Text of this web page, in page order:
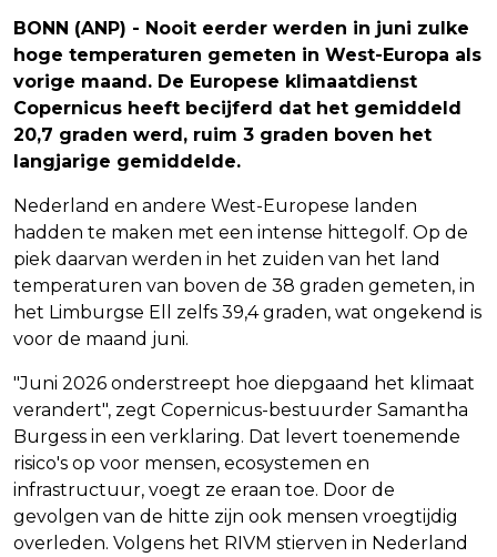
BONN (ANP) - Nooit eerder werden in juni zulke
hoge temperaturen gemeten in West-Europa als
vorige maand. De Europese klimaatdienst
Copernicus heeft becijferd dat het gemiddeld
20,7 graden werd, ruim 3 graden boven het
langjarige gemiddelde.
Nederland en andere West-Europese landen
hadden te maken met een intense hittegolf. Op de
piek daarvan werden in het zuiden van het land
temperaturen van boven de 38 graden gemeten, in
het Limburgse Ell zelfs 39,4 graden, wat ongekend is
voor de maand juni.
"Juni 2026 onderstreept hoe diepgaand het klimaat
verandert", zegt Copernicus-bestuurder Samantha
Burgess in een verklaring. Dat levert toenemende
risico's op voor mensen, ecosystemen en
infrastructuur, voegt ze eraan toe. Door de
gevolgen van de hitte zijn ook mensen vroegtijdig
overleden. Volgens het RIVM stierven in Nederland